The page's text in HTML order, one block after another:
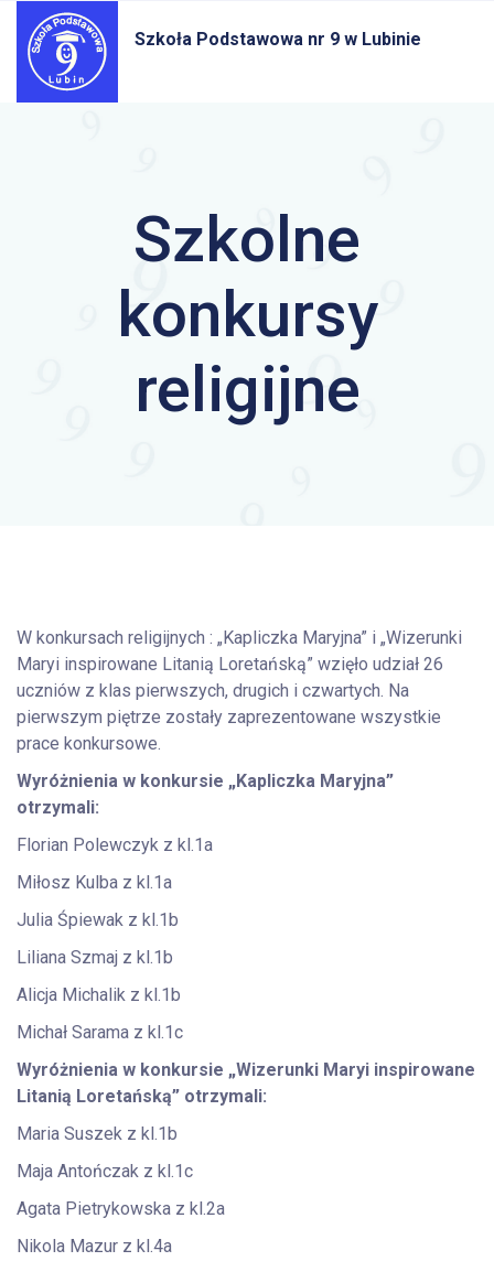
Szkoła Podstawowa nr 9 w Lubinie
Szkolne
konkursy
religijne
W konkursach religijnych : „Kapliczka Maryjna” i „Wizerunki
Maryi inspirowane Litanią Loretańską” wzięło udział 26
uczniów z klas pierwszych, drugich i czwartych. Na
pierwszym piętrze zostały zaprezentowane wszystkie
prace konkursowe.
Wyróżnienia w konkursie „Kapliczka Maryjna”
otrzymali:
Florian Polewczyk z kl.1a
Miłosz Kulba z kl.1a
Julia Śpiewak z kl.1b
Liliana Szmaj z kl.1b
Alicja Michalik z kl.1b
Michał Sarama z kl.1c
Wyróżnienia w konkursie „Wizerunki Maryi inspirowane
Litanią Loretańską” otrzymali:
Maria Suszek z kl.1b
Maja Antończak z kl.1c
Agata Pietrykowska z kl.2a
Nikola Mazur z kl.4a